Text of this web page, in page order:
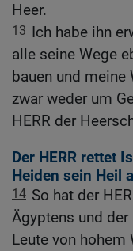
Heer.
13 Ich habe ihn
alle seine Wege
bauen und meine
zwar weder um
HERR der
Der HERR rettet
Heiden sein Heil
14 So hat der
Ägyptens und der
Leute von hohem